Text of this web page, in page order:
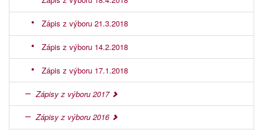
Zápis z výboru 21.3.2018
Zápis z výboru 14.2.2018
Zápis z výboru 17.1.2018
Zápisy z výboru 2017
Zápisy z výboru 2016